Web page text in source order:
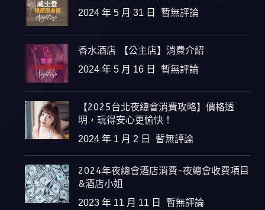
2024 年 5 月 31 日 暫無評論
香水酒店 【公主店】消費介紹
2024 年 5 月 16 日 暫無評論
【2025台北夜總會消費攻略】價格透
明，玩得安心更愉快！
2024 年 1 月 2 日 暫無評論
2024年夜總會酒店消費-夜總會收費項目
&酒店小姐
2023 年 11 月 11 日 暫無評論